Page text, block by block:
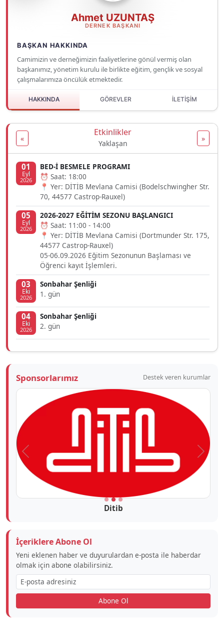
Ahmet UZUNTAŞ
DERNEK BAŞKANI
BAŞKAN HAKKINDA
Camimizin ve derneğimizin faaliyetlerine gönül vermiş olan
başkanımız, yönetim kurulu ile birlikte eğitim, gençlik ve sosyal
çalışmalarımıza öncülük etmektedir.
HAKKINDA GÖREVLER İLETİŞİM
«
Etkinlikler
Yaklaşan
»
01
Eyl
2026
BED-İ BESMELE PROGRAMI
⏰ Saat: 18:00
📍 Yer: DİTİB Mevlana Camisi (Bodelschwingher Str.
70, 44577 Castrop-Rauxel)
05
Eyl
2026
2026-2027 EĞİTİM SEZONU BAŞLANGICI
⏰ Saat: 11:00 - 14:00
📍 Yer: DİTİB Mevlana Camisi (Dortmunder Str. 175,
44577 Castrop-Rauxel)
05-06.09.2026 Eğitim Sezonunun Başlaması ve
Öğrenci kayıt İşlemleri.
03
Eki
2026
Sonbahar Şenliği
1. gün
04
Eki
2026
Sonbahar Şenliği
2. gün
Sponsorlarımız Destek veren kurumlar
Ditib
Önceki
İçeriklere Abone Ol
Yeni eklenen haber ve duyurulardan e-posta ile haberdar
olmak için abone olabilirsiniz.
Abone Ol